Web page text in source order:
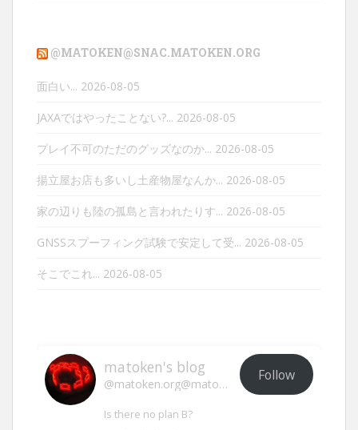
@MATOKEN@SNAC.MATOKEN.ORG
面白い... 2026-08-05
JAXAではやったことない?... 2026-08-05
プレイ不可のただのグッズなのか... 2026-08-05
揚立屋お店も多いし土産物屋なんか... 2026-08-05
家の辺りも陸の孤島と言われたりす... 2026-08-05
GNSSスプーフィング試験で安定して受... 2026-08-05
そこでこれ... 2026-08-05
matoken's blog
@matoken.org@matoken.org
Follow
Is there no plan B?